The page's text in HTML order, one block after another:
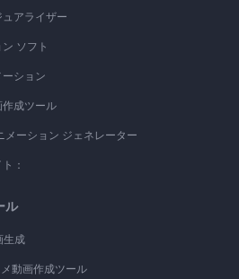
アライザー
ソフト
ーション
成ツール
メーション ジェネレーター
：
ル
生成
動画作成ツール